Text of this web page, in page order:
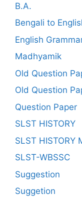
B.A.
Bengali to
English
Madhyamik
Old Question
Old Question
Question Paper
SLST HISTORY
SLST HISTORY
SLST-WBSSC
Suggestion
Suggetion